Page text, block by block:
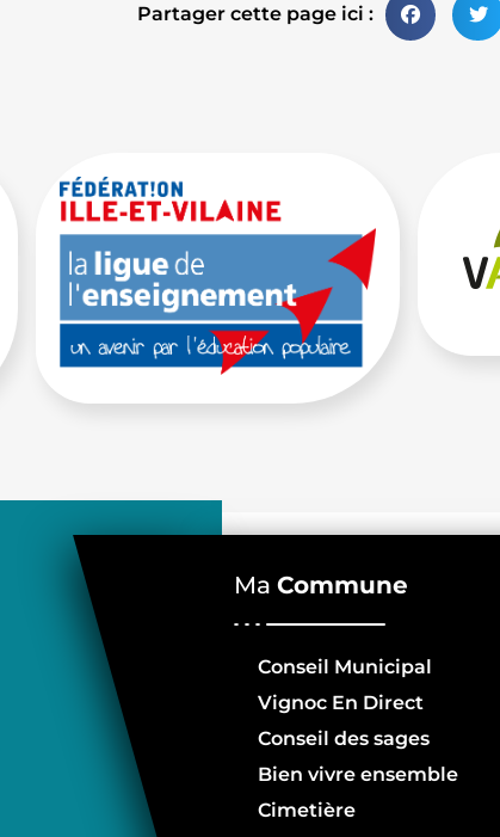
Partager cette page ici :
Ma Commune
Conseil Municipal
Vignoc En Direct
Conseil des sages
Bien vivre ensemble
Cimetière